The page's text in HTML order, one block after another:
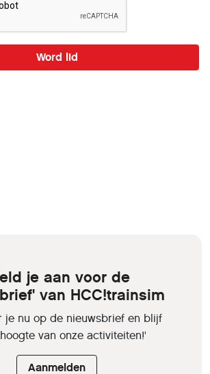
Word lid
je aan voor de
van HCC!trainsim
je nu op de nieuwsbrief en blijf
van onze activiteiten!'
Aanmelden